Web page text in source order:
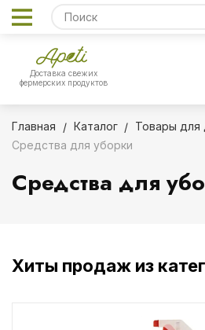
Доставка свежих
фермерских продуктов
Главная Каталог
Товары для
Средства для уборки
Средства для
Хиты продаж из